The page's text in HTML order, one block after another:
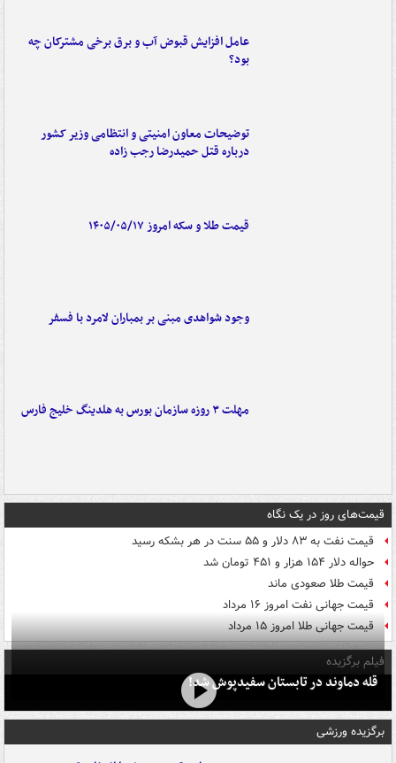
عامل افزایش قبوض آب و برق برخی مشترکان چه
بود؟
توضیحات معاون امنیتی و انتظامی وزیر کشور
درباره قتل حمیدرضا رجب زاده
قیمت طلا و سکه امروز ۱۴۰۵/۰۵/۱۷
وجود شواهدی مبنی بر بمباران لامرد با فسفر
مهلت ۳ روزه سازمان بورس به هلدینگ خلیج فارس
قیمت‌های روز در یک نگاه
قیمت نفت به ۸۳ دلار و ۵۵ سنت در هر بشکه رسید
حواله دلار ۱۵۴ هزار و ۴۵۱ تومان شد
قیمت طلا صعودی ماند
قیمت جهانی نفت امروز ۱۶ مرداد
قیمت جهانی طلا امروز ۱۵ مرداد
فیلم برگزیده
قله دماوند در تابستان سفیدپوش شد!
برگزیده ورزشی